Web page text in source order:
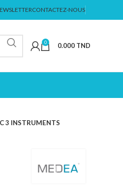
CONTACTEZ-NOUS
0 0.000 TND
3 INSTRUMENTS